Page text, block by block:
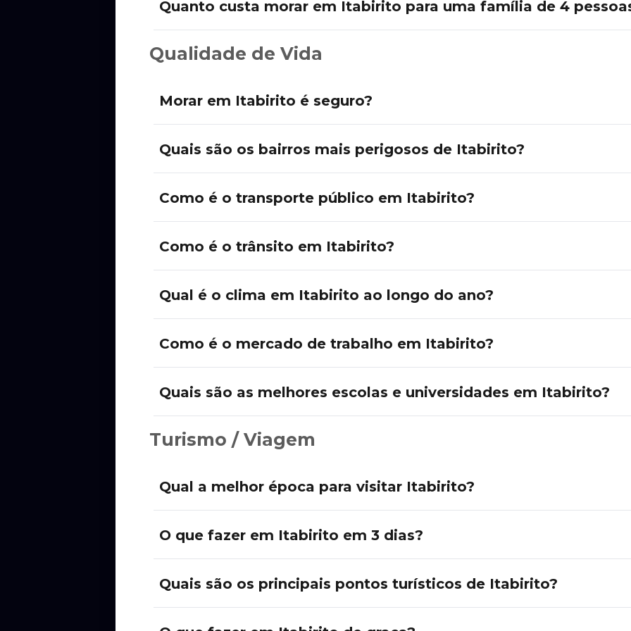
Quanto custa morar em Itabirito para uma família de 4
Qualidade de Vida
Morar em Itabirito é seguro?
Quais são os bairros mais perigosos de Itabirito?
Como é o transporte público em Itabirito?
Como é o trânsito em Itabirito?
Qual é o clima em Itabirito ao longo do ano?
Como é o mercado de trabalho em Itabirito?
Quais são as melhores escolas e universidades em Itabirito?
Turismo / Viagem
Qual a melhor época para visitar Itabirito?
O que fazer em Itabirito em 3 dias?
Quais são os principais pontos turísticos de Itabirito?